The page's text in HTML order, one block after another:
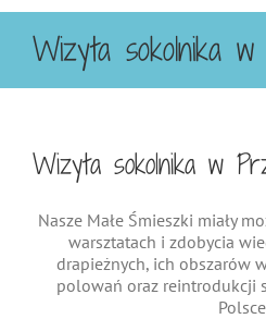
Wizyta sokolnika w
Wizyta sokolnika w
Nasze Małe Śmieszki miały
warsztatach i zdobycia
drapieżnych, ich obszarów
polowań oraz reintrodukcji